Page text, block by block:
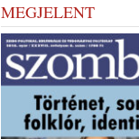
MEGJELENT